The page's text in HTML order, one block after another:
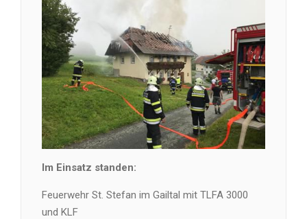
Im Einsatz standen:
Feuerwehr St. Stefan im Gailtal mit TLFA 3000
und KLF